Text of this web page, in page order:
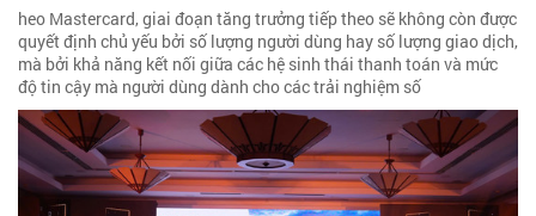
heo Mastercard, giai đoạn tăng trưởng tiếp theo sẽ không còn được
quyết định chủ yếu bởi số lượng người dùng hay số lượng giao dịch,
mà bởi khả năng kết nối giữa các hệ sinh thái thanh toán và mức
độ tin cậy mà người dùng dành cho các trải nghiệm số